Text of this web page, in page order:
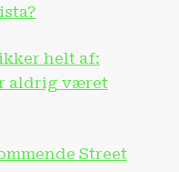
helt af:
aldrig været
Street